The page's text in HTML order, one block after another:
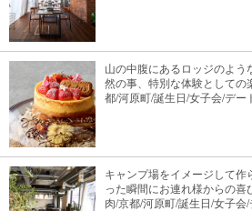
山の中腹にあるロッジのよ
然の事、特別な体験として
都/河原町/誕生日/女子会/デー
キャンプ場をイメージして作
った瞬間にお連れ様からの
肉/京都/河原町/誕生日/女子会/